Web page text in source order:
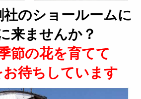
社のショールームに
来ませんか？
節の花を育てて
お待ちしています